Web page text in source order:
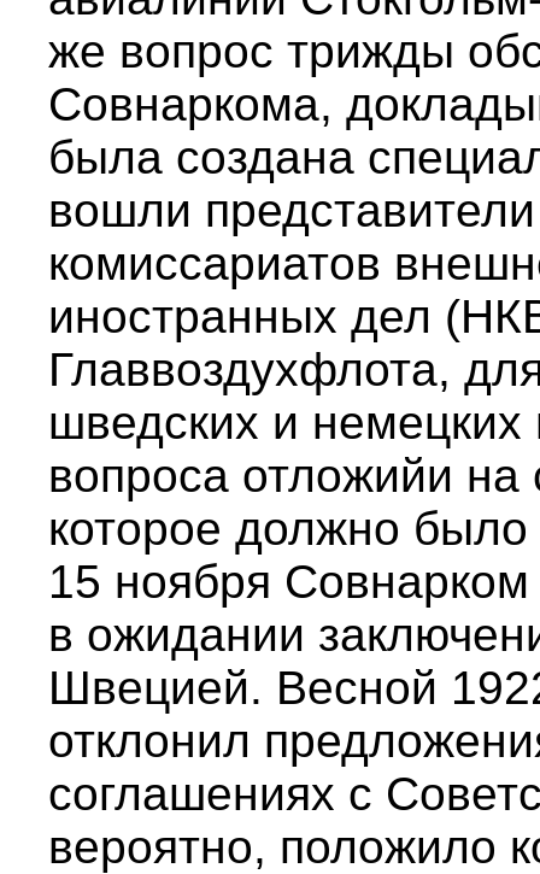
же вопрос трижды
Совнаркома,
была создана
вошли
комиссариатов
иностранных дел
Главвоздухфлота,
шведских и
вопроса отложийи
которое должно
15 ноября
в ожидании
Швецией. Весной
отклонил
соглашениях с
вероятно, положило